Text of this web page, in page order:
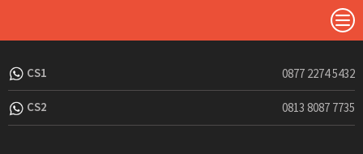
CS1 0877 2274 5432
CS2 0813 8087 7735